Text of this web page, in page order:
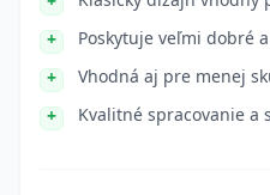
Poskytuje veľmi dobré
Vhodná aj pre menej
Kvalitné spracovanie a